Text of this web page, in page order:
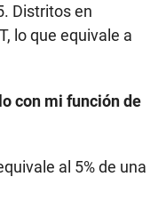
Distritos en
lo que equivale a
con mi función de
al 5% de una